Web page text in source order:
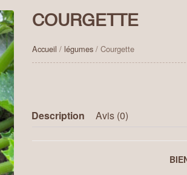
COURGETTE
Accueil / légumes / Courgette
Description Avis (0)